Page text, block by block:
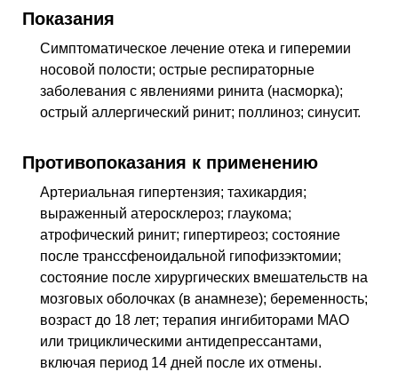
Показания
Симптоматическое лечение отека и гиперемии
носовой полости; острые респираторные
заболевания с явлениями ринита (насморка);
острый аллергический ринит; поллиноз; синусит.
Противопоказания к применению
Артериальная гипертензия; тахикардия;
выраженный атеросклероз; глаукома;
атрофический ринит; гипертиреоз; состояние
после транссфеноидальной гипофизэктомии;
состояние после хирургических вмешательств на
мозговых оболочках (в анамнезе); беременность;
возраст до 18 лет; терапия ингибиторами МАО
или трициклическими антидепрессантами,
включая период 14 дней после их отмены.